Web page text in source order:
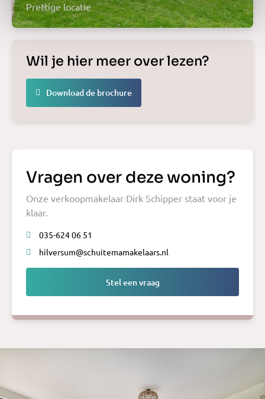
Prettige locatie
Wil je hier meer over lezen?
Download de brochure
Vragen over deze woning?
Onze verkoopmakelaar Dirk Schipper staat voor je
klaar.
035-624 06 51
hilversum@schuitemamakelaars.nl
Stel een vraag